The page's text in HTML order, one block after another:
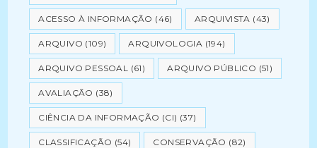
ACESSO À INFORMAÇÃO (46) ARQUIVISTA (43)
ARQUIVO (109) ARQUIVOLOGIA (194)
ARQUIVO PESSOAL (61) ARQUIVO PÚBLICO (51)
AVALIAÇÃO (38)
CIÊNCIA DA INFORMAÇÃO (CI) (37)
CLASSIFICAÇÃO (54) CONSERVAÇÃO (82)